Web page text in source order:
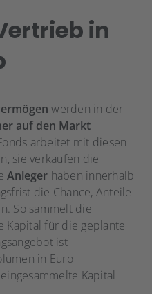
in
werden in der
auf den Markt
arbeitet mit diesen
sie verkaufen die
Anleger haben innerhalb
die Chance, Anteile
So sammelt die
Kapital für die geplante
ist
in Euro
Kapital